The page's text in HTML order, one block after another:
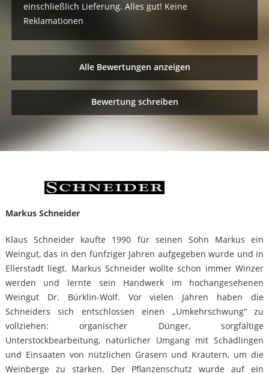
einschließlich Lieferung. Alles gut! Keine
Reklamationen
Alle Bewertungen anzeigen
Bewertung schreiben
Markus Schneider
Klaus Schneider kaufte 1990 für seinen Sohn Markus ein
Weingut, das in den fünfziger Jahren aufgegeben wurde und in
Ellerstadt liegt. Markus Schneider wollte schon immer Winzer
werden und lernte sein Handwerk im hochangesehenen
Weingut Dr. Bürklin-Wolf. Vor vielen Jahren haben die
Schneiders sich entschlossen einen „Umkehrschwung“ zu
vollziehen: organischer Dünger, sorgfältige
Unterstockbearbeitung, natürlicher Umgang mit Schädlingen
und Einsaaten von nützlichen Gräsern und Kräutern, um die
Weinberge zu stärken. Der Pflanzenschutz wurde auf ein